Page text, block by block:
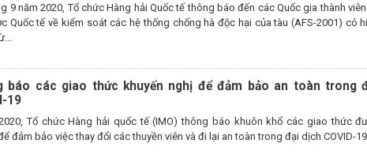
9 năm 2020, Tổ chức Hàng hải Quốc tế thông báo đến các Quốc gia thành
Quốc tế về kiểm soát các hệ thống chống hà độc hại của tàu (AFS-2001) có
báo các giao thức khuyến nghị để đảm bảo an toàn trong
19
Tổ chức Hàng hải quốc tế (IMO) thông báo khuôn khổ các giao thức
đảm bảo việc thay đổi các thuyền viên và đi lại an toàn trong đại dịch COVID-19.